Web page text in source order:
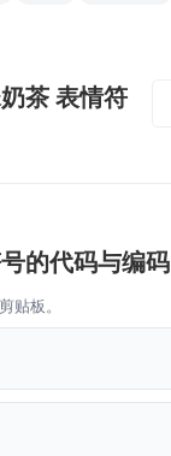
茶 表情符
的代码与编码
贴板。